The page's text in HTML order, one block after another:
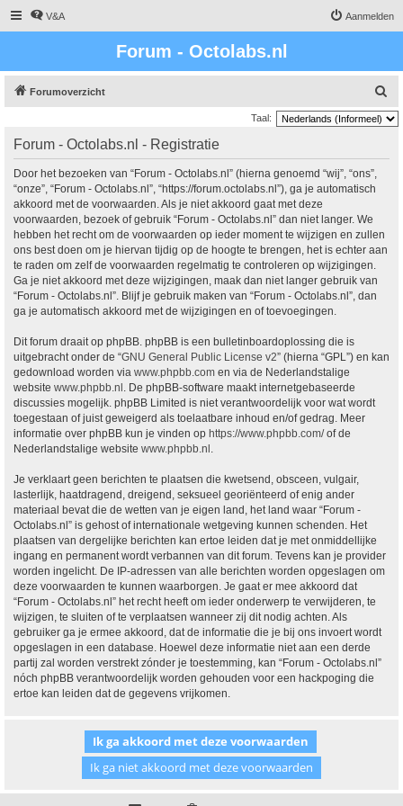
V&A Aanmelden
Forum - Octolabs.nl
Forumoverzicht
o
Taal:
Forum - Octolabs.nl - Registratie
Door het bezoeken van “Forum - Octolabs.nl” (hierna genoemd “wij”, “ons”,
“onze”, “Forum - Octolabs.nl”, “https://forum.octolabs.nl”), ga je automatisch
akkoord met de voorwaarden. Als je niet akkoord gaat met deze
voorwaarden, bezoek of gebruik “Forum - Octolabs.nl” dan niet langer. We
hebben het recht om de voorwaarden op ieder moment te wijzigen en zullen
ons best doen om je hiervan tijdig op de hoogte te brengen, het is echter aan
te raden om zelf de voorwaarden regelmatig te controleren op wijzigingen.
Ga je niet akkoord met deze wijzigingen, maak dan niet langer gebruik van
“Forum - Octolabs.nl”. Blijf je gebruik maken van “Forum - Octolabs.nl”, dan
ga je automatisch akkoord met de wijzigingen en of toevoegingen.
Dit forum draait op phpBB. phpBB is een bulletinboardoplossing die is
uitgebracht onder de “GNU General Public License v2” (hierna “GPL”) en kan
gedownload worden via www.phpbb.com en via de Nederlandstalige
website www.phpbb.nl . De phpBB-software maakt internetgebaseerde
discussies mogelijk. phpBB Limited is niet verantwoordelijk voor wat wordt
toegestaan of juist geweigerd als toelaatbare inhoud en/of gedrag. Meer
informatie over phpBB kun je vinden op https://www.phpbb.com/of de
Nederlandstalige website www.phpbb.nl .
Je verklaart geen berichten te plaatsen die kwetsend, obsceen, vulgair,
lasterlijk, haatdragend, dreigend, seksueel georiënteerd of enig ander
materiaal bevat die de wetten van je eigen land, het land waar “Forum -
Octolabs.nl” is gehost of internationale wetgeving kunnen schenden. Het
plaatsen van dergelijke berichten kan ertoe leiden dat je met onmiddellijke
ingang en permanent wordt verbannen van dit forum. Tevens kan je provider
worden ingelicht. De IP-adressen van alle berichten worden opgeslagen om
deze voorwaarden te kunnen waarborgen. Je gaat er mee akkoord dat
“Forum - Octolabs.nl” het recht heeft om ieder onderwerp te verwijderen, te
wijzigen, te sluiten of te verplaatsen wanneer zij dit nodig achten. Als
gebruiker ga je ermee akkoord, dat de informatie die je bij ons invoert wordt
opgeslagen in een database. Hoewel deze informatie niet aan een derde
partij zal worden verstrekt zónder je toestemming, kan “Forum - Octolabs.nl”
nóch phpBB verantwoordelijk worden gehouden voor een hackpoging die
ertoe kan leiden dat de gegevens vrijkomen.